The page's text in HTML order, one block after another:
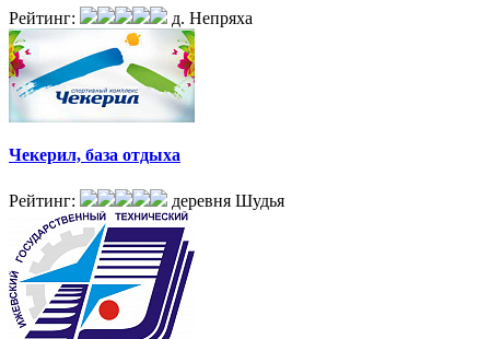
Рейтинг: д. Непряха
Чекерил, база отдыха
Рейтинг: деревня Шудья